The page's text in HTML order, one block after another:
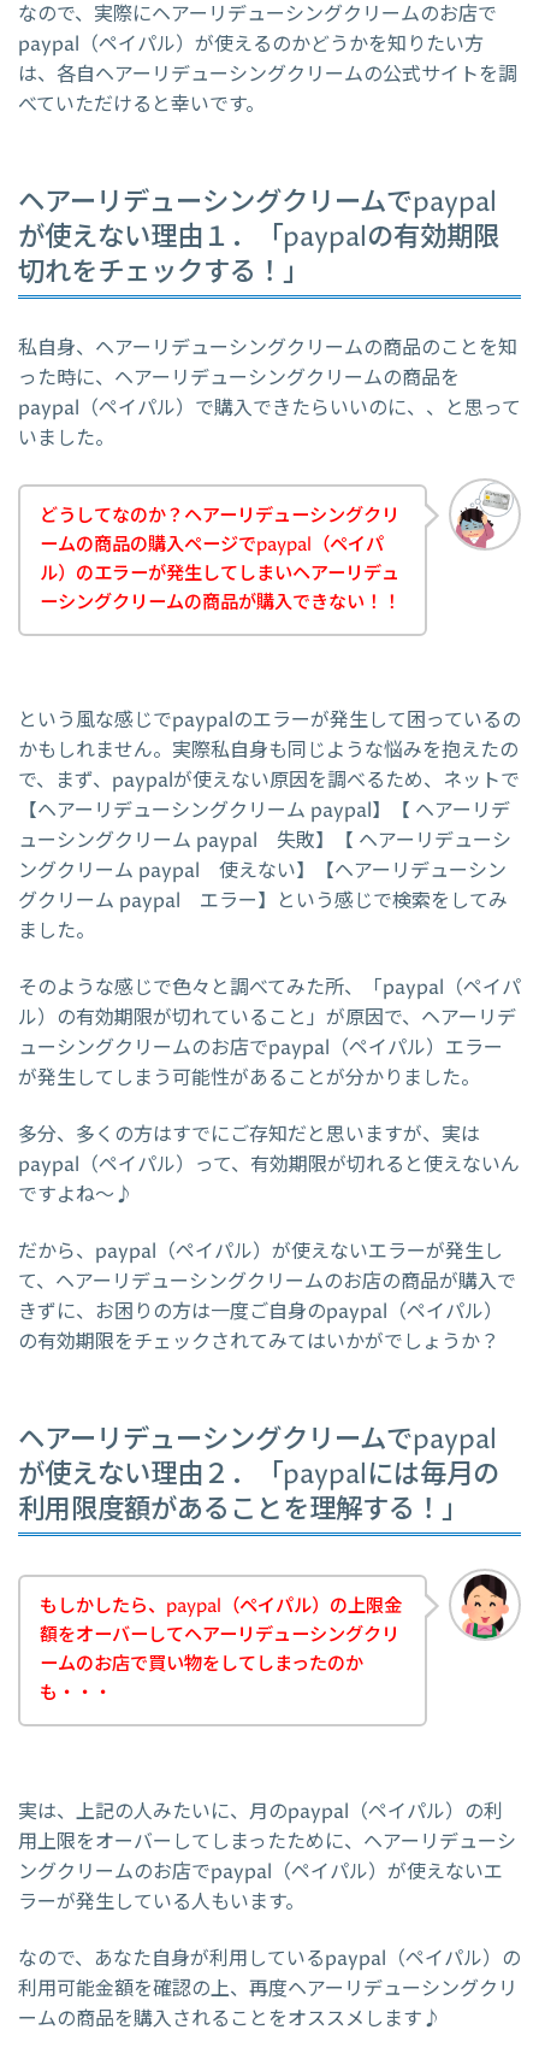
なので、実際にヘアーリデューシングクリームのお店で
paypal（ペイパル）が使えるのかどうかを知りたい方
は、各自ヘアーリデューシングクリームの公式サイトを調
べていただけると幸いです。
ヘアーリデューシングクリームでpaypal
が使えない理由１．「paypalの有効期限
切れをチェックする！」
私自身、ヘアーリデューシングクリームの商品のことを知
った時に、ヘアーリデューシングクリームの商品を
paypal（ペイパル）で購入できたらいいのに、、と思って
いました。
どうしてなのか？ヘアーリデューシングクリ
ームの商品の購入ページでpaypal（ペイパ
ル）のエラーが発生してしまいヘアーリデュ
ーシングクリームの商品が購入できない！！
という風な感じでpaypalのエラーが発生して困っているの
かもしれません。実際私自身も同じような悩みを抱えたの
で、まず、paypalが使えない原因を調べるため、ネットで
【ヘアーリデューシングクリーム paypal】【 ヘアーリデ
ューシングクリーム paypal 失敗】【 ヘアーリデューシ
ングクリーム paypal 使えない】【ヘアーリデューシン
グクリーム paypal エラー】という感じで検索をしてみ
ました。
そのような感じで色々と調べてみた所、「paypal（ペイパ
ル）の有効期限が切れていること」が原因で、ヘアーリデ
ューシングクリームのお店でpaypal（ペイパル）エラー
が発生してしまう可能性があることが分かりました。
多分、多くの方はすでにご存知だと思いますが、実は
paypal（ペイパル）って、有効期限が切れると使えないん
ですよね～♪
だから、paypal（ペイパル）が使えないエラーが発生し
て、ヘアーリデューシングクリームのお店の商品が購入で
きずに、お困りの方は一度ご自身のpaypal（ペイパル）
の有効期限をチェックされてみてはいかがでしょうか？
ヘアーリデューシングクリームでpaypal
が使えない理由２．「paypalには毎月の
利用限度額があることを理解する！」
もしかしたら、paypal（ペイパル）の上限金
額をオーバーしてヘアーリデューシングクリ
ームのお店で買い物をしてしまったのか
も・・・
実は、上記の人みたいに、月のpaypal（ペイパル）の利
用上限をオーバーしてしまったために、ヘアーリデューシ
ングクリームのお店でpaypal（ペイパル）が使えないエ
ラーが発生している人もいます。
なので、あなた自身が利用しているpaypal（ペイパル）の
利用可能金額を確認の上、再度ヘアーリデューシングクリ
ームの商品を購入されることをオススメします♪